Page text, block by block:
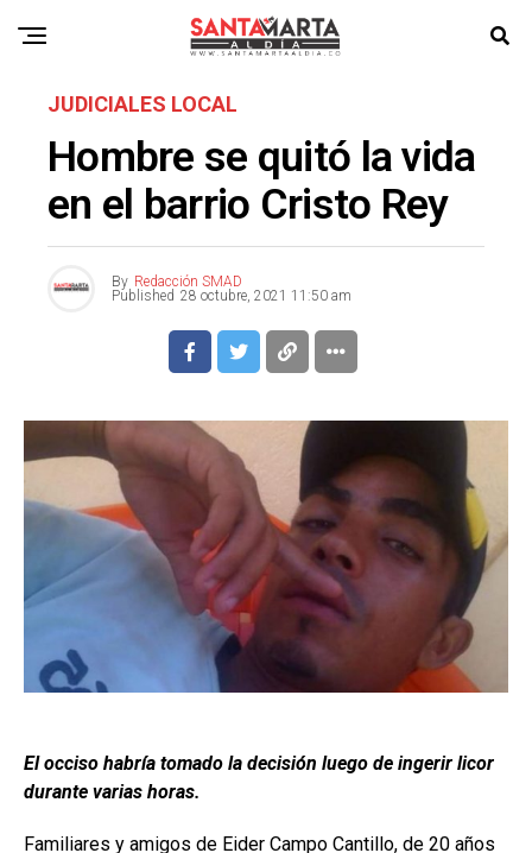
JUDICIALES LOCAL
Hombre se quitó la vida
en el barrio Cristo Rey
By Redacción SMAD
Published 28 octubre, 2021 11:50 am
El occiso habría tomado la decisión luego de ingerir licor
durante varias horas.
Familiares y amigos de Eider Campo Cantillo, de 20 años